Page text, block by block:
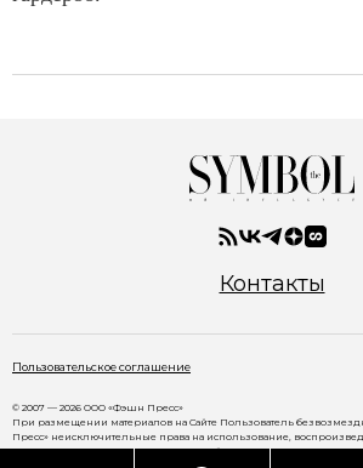
Контакты
Пользовательское соглашение
© 2007 — 2026 ООО «Фэшн Пресс»
При размещении материалов на Сайте Пользователь
Пресс» неисключительные права на использование,
создание производных произведений, а также на